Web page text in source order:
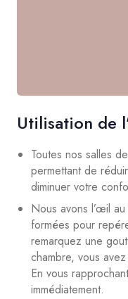
Utilisation de
Toutes nos salles
permettant de
diminuer votre
Nous avons l’œil
formées pour
remarquez une
chambre, vous
En vous
immédiatement.